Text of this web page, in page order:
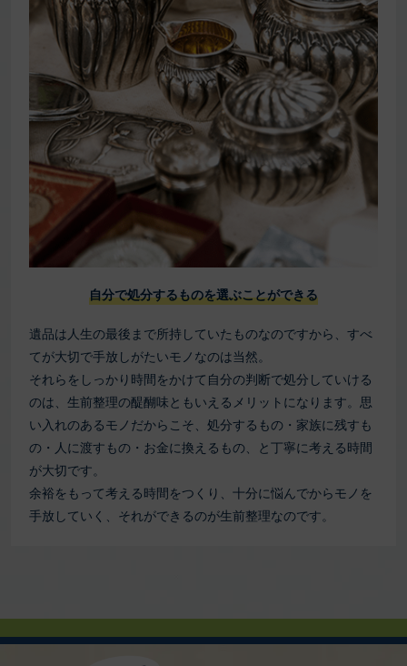
自分で処分するものを選ぶことができる
遺品は人生の最後まで所持していたものなのですから、すべ
てが大切で手放しがたいモノなのは当然。
それらをしっかり時間をかけて自分の判断で処分していける
のは、生前整理の醍醐味ともいえるメリットになります。思
い入れのあるモノだからこそ、処分するもの・家族に残すも
の・人に渡すもの・お金に換えるもの、と丁寧に考える時間
が大切です。
余裕をもって考える時間をつくり、十分に悩んでからモノを
手放していく、それができるのが生前整理なのです。